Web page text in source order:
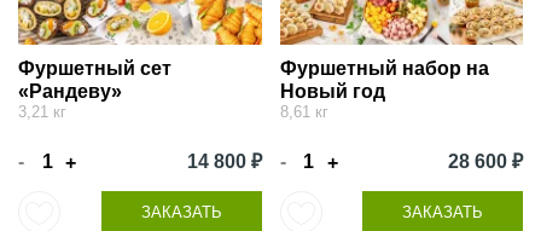
Фуршетный сет
«Рандеву»
3,21 кг
- + 14 800 ₽
ЗАКАЗАТЬ
Фуршетный набор на
Новый год
8,61 кг
- + 28 600 ₽
ЗАКАЗАТЬ